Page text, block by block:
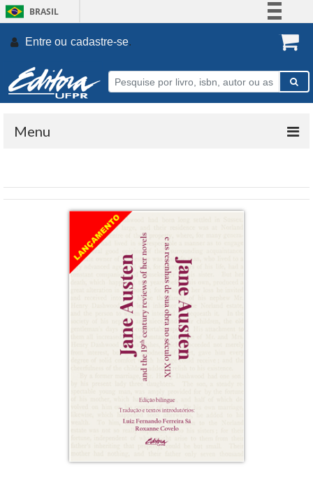
BRASIL
Participe
Entre ou cadastre-se.
Menu